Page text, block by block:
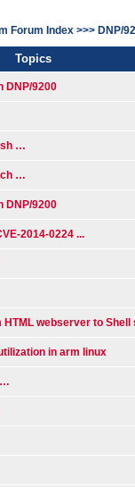
Forum Index >>> DNP/
Topics
DNP/9200
…
…
DNP/9200
2014-0224 ...
HTML webserver to Shell
in arm linux
…